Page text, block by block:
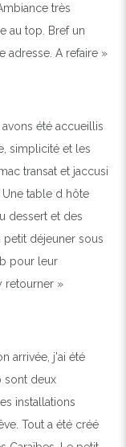
très
au top. Bref un
adresse. A refaire »
été accueillis
simplicité et les
transat et jaccusi
table d hôte
dessert et des
déjeuner sous
pour leur
retourner »
arrivée, j'ai été
sont deux
installations
Tout a été créé